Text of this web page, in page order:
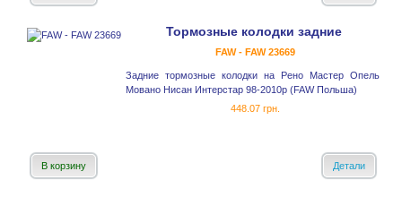
Тормозные колодки задние
FAW - FAW 23669
Задние тормозные колодки на Рено Мастер Опель
Мовано Нисан Интерстар 98-2010р (FAW Польша)
448.07 грн.
В корзину Детали